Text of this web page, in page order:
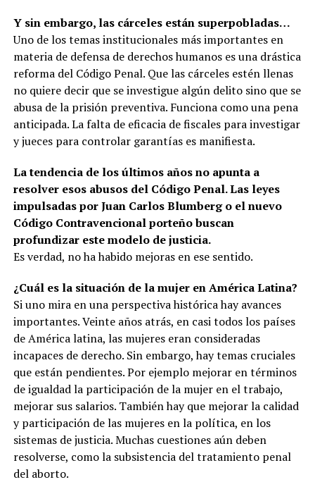
Y sin embargo, las cárceles están superpobladas…
Uno de los temas institucionales más importantes en
materia de defensa de derechos humanos es una drástica
reforma del Código Penal. Que las cárceles estén llenas
no quiere decir que se investigue algún delito sino que se
abusa de la prisión preventiva. Funciona como una pena
anticipada. La falta de eficacia de fiscales para investigar
y jueces para controlar garantías es manifiesta.
La tendencia de los últimos años no apunta a
resolver esos abusos del Código Penal. Las leyes
impulsadas por Juan Carlos Blumberg o el nuevo
Código Contravencional porteño buscan
profundizar este modelo de justicia.
Es verdad, no ha habido mejoras en ese sentido.
¿Cuál es la situación de la mujer en América Latina?
Si uno mira en una perspectiva histórica hay avances
importantes. Veinte años atrás, en casi todos los países
de América latina, las mujeres eran consideradas
incapaces de derecho. Sin embargo, hay temas cruciales
que están pendientes. Por ejemplo mejorar en términos
de igualdad la participación de la mujer en el trabajo,
mejorar sus salarios. También hay que mejorar la calidad
y participación de las mujeres en la política, en los
sistemas de justicia. Muchas cuestiones aún deben
resolverse, como la subsistencia del tratamiento penal
del aborto.